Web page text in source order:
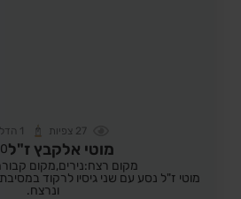
27 צפיות 1
מוטי אלקבץ ז"ל
מקום רצח:נירים,מקום
מוטי ז"ל נסע עם שני גיסיו לרקוד
ונרצח.